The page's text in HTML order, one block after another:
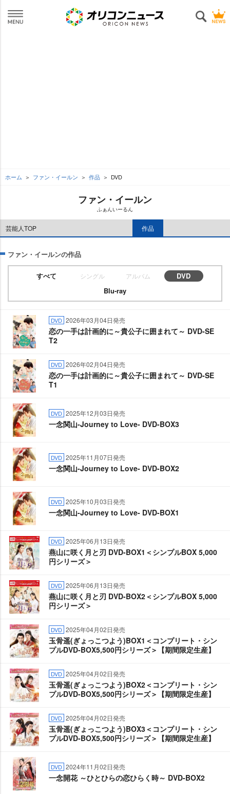
ホーム ファン・イールン 作品 DVD
ファン・イールン
ふぁんいーるん
芸能人TOP 作品
ファン・イールンの作品
すべて シングル アルバム
DVD
Blu-ray
DVD 2026年03月04日発売
恋の一手は計画的に～貴公子に囲まれて～ DVD-SE
T2
DVD 2026年02月04日発売
恋の一手は計画的に～貴公子に囲まれて～ DVD-SE
T1
DVD 2025年12月03日発売
一念関山-Journey to Love- DVD-BOX3
DVD 2025年11月07日発売
一念関山-Journey to Love- DVD-BOX2
DVD 2025年10月03日発売
一念関山-Journey to Love- DVD-BOX1
DVD 2025年06月13日発売
燕山に咲く月と刃 DVD-BOX1＜シンプルBOX 5,000
円シリーズ＞
DVD 2025年06月13日発売
燕山に咲く月と刃 DVD-BOX2＜シンプルBOX 5,000
円シリーズ＞
DVD 2025年04月02日発売
玉骨遥(ぎょっこつよう)BOX1＜コンプリート・シン
プルDVD‐BOX5,500円シリーズ＞【期間限定生産】
DVD 2025年04月02日発売
玉骨遥(ぎょっこつよう)BOX2＜コンプリート・シン
プルDVD‐BOX5,500円シリーズ＞【期間限定生産】
DVD 2025年04月02日発売
玉骨遥(ぎょっこつよう)BOX3＜コンプリート・シン
プルDVD‐BOX5,500円シリーズ＞【期間限定生産】
DVD 2024年11月02日発売
一念開花 ～ひとひらの恋ひらく時～ DVD-BOX2